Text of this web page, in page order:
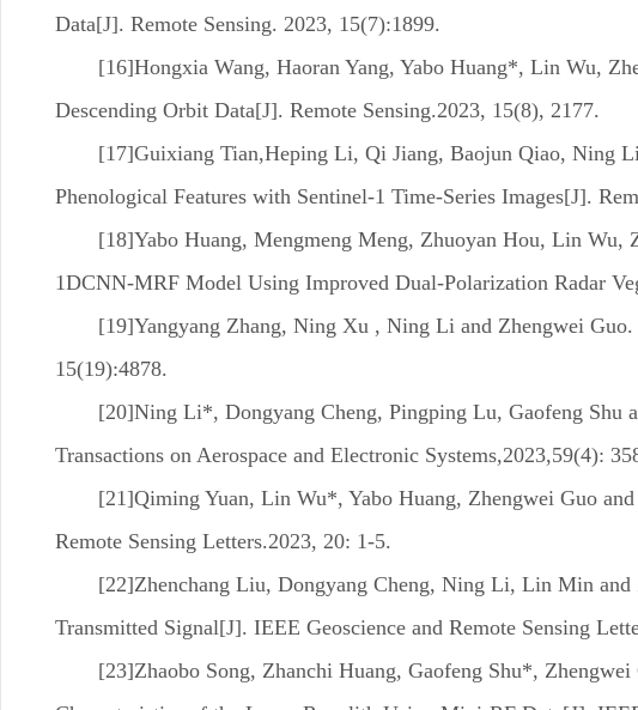
Data[J]. Remote Sensing. 2023, 15(7):1899.
[16]Hongxia Wang, Haoran Yang, Yabo Huang*, Lin Wu,
Descending Orbit Data[J]. Remote Sensing.2023, 15(8), 2177.
[17]Guixiang Tian,Heping Li, Qi Jiang, Baojun Qiao, Ning
Phenological Features with Sentinel-1 Time-Series Images[J].
[18]Yabo Huang, Mengmeng Meng, Zhuoyan Hou, Lin
1DCNN-MRF Model Using Improved Dual-Polarization Radar
[19]Yangyang Zhang, Ning Xu , Ning Li and Zhengwei
15(19):4878.
[20]Ning Li*, Dongyang Cheng, Pingping Lu, Gaofeng Shu
Transactions on Aerospace and Electronic Systems,2023,59(4):
[21]Qiming Yuan, Lin Wu*, Yabo Huang, Zhengwei Guo
Remote Sensing Letters.2023, 20: 1-5.
[22]Zhenchang Liu, Dongyang Cheng, Ning Li, Lin Min
Transmitted Signal[J]. IEEE Geoscience and Remote Sensing
[23]Zhaobo Song, Zhanchi Huang, Gaofeng Shu*,